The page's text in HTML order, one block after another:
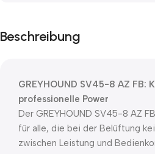
Beschreibung
GREYHOUND SV45-8 AZ
professionelle Power
Der GREYHOUND SV45-8 AZ
für alle, die bei der Belüftung
zwischen Leistung und